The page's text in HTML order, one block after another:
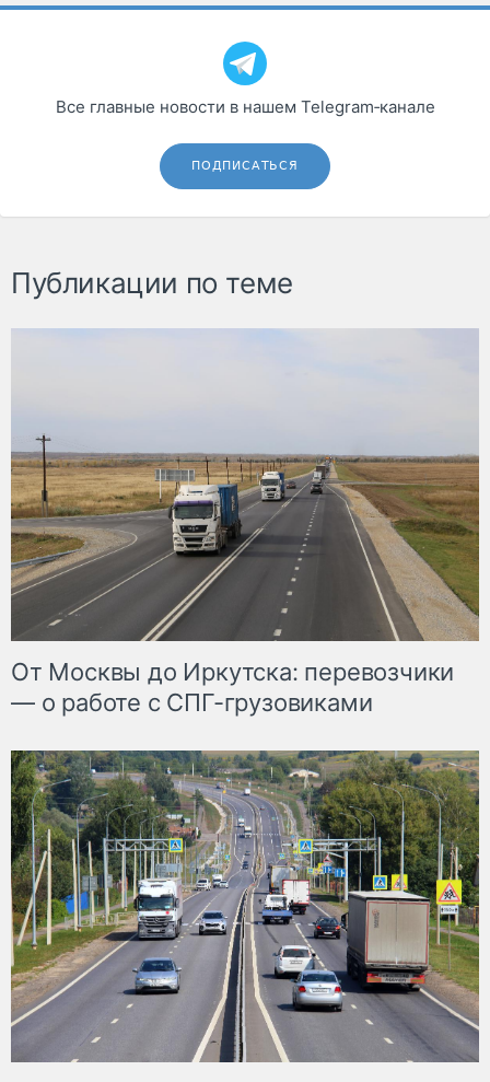
Все главные новости в нашем Telegram‑канале
ПОДПИСАТЬСЯ
Публикации по теме
От Москвы до Иркутска: перевозчики
— о работе с СПГ-грузовиками